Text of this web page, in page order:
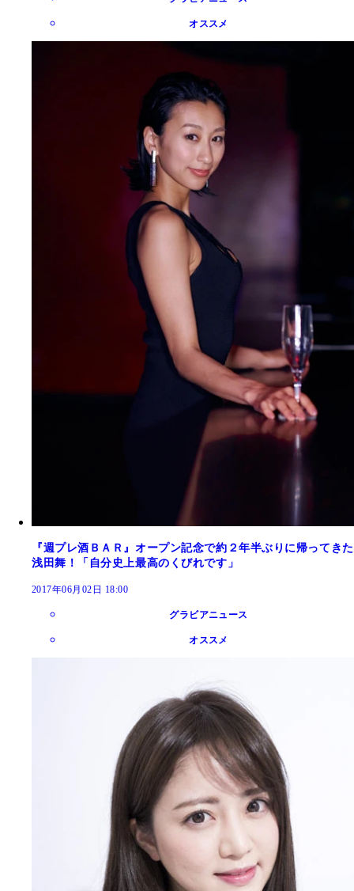
オススメ
『週プレ酒ＢＡＲ』オープン記念で約２年半ぶりに帰ってきた
浅田舞！「自分史上最高のくびれです」
2017年06月02日 18:00
グラビアニュース
オススメ